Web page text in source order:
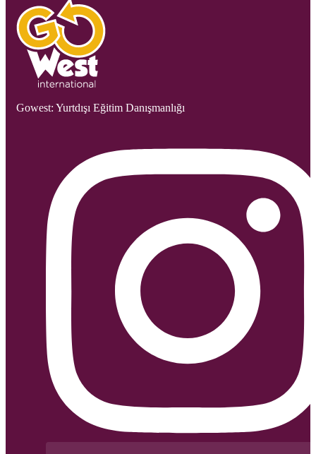
Gowest: Yurtdışı Eğitim Danışmanlığı